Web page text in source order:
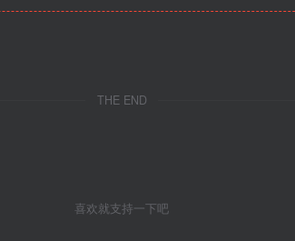
THE END
喜欢就支持一下吧